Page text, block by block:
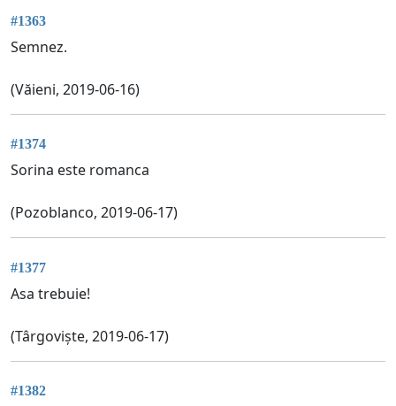
#1363
Semnez.
(Văieni, 2019-06-16)
#1374
Sorina este romanca
(Pozoblanco, 2019-06-17)
#1377
Asa trebuie!
(Târgoviște, 2019-06-17)
#1382